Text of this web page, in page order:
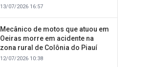
13/07/2026 16:57
Mecânico de motos que atuou em
Oeiras morre em acidente na
zona rural de Colônia do Piauí
12/07/2026 10:38